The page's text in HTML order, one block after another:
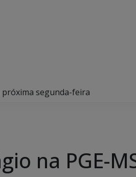
próxima segunda-feira
na PGE-